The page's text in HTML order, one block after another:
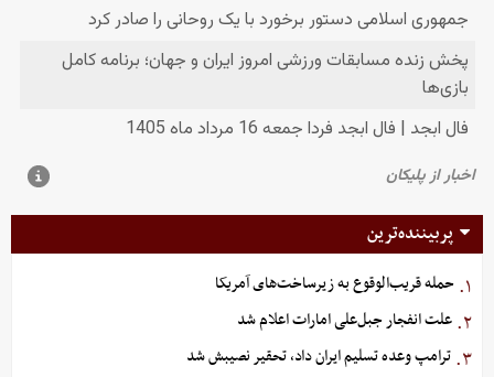
پربیننده‌ترین
۱. حمله قریب‌الوقوع به زیرساخت‌های آمریکا
۲. علت انفجار جبل‌علی امارات اعلام شد
۳. ترامپ وعده تسلیم ایران داد، تحقیر نصیبش شد